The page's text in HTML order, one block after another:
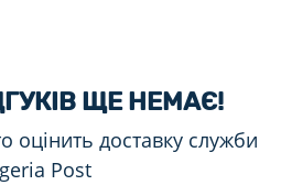
ЩЕ НЕМАЄ!
оцінить доставку служби
Post